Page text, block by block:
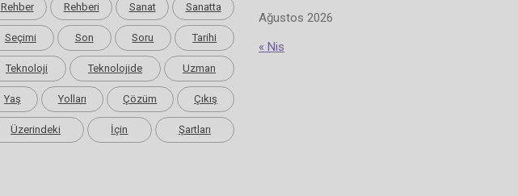
Rehber Rehberi Sanat Sanatta
Seçimi Son Soru Tarihi
Teknoloji Teknolojide Uzman
Yaş Yolları Çözüm Çıkış
Üzerindeki İçin Şartları
Ağustos 2026
« Nis